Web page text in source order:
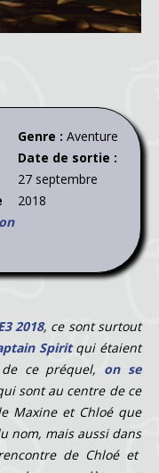
Genre : Aventure
Date de sortie :
27 septembre
2018
2018, ce sont surtout
Spiritqui étaient
ce préquel, on se
sont au centre de ce
Maxine et Chloé que
nom, mais aussi dans
de Chloé et